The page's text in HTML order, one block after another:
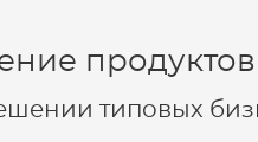
продуктов
типовых